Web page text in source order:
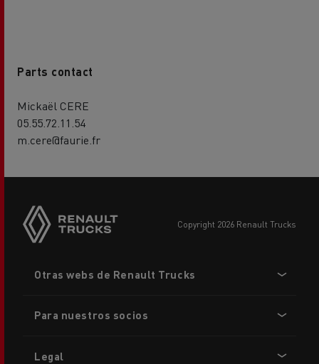
Parts contact
Mickaël CERE
05.55.72.11.54
m.cere@faurie.fr
copyright 2026 Renault Trucks
menu
Otras webs de Renault Trucks
Para nuestros socios
Legal